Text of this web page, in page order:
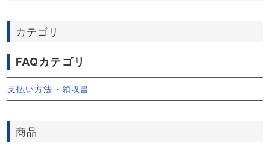
カテゴリ
FAQカテゴリ
支払い方法・領収書
商品